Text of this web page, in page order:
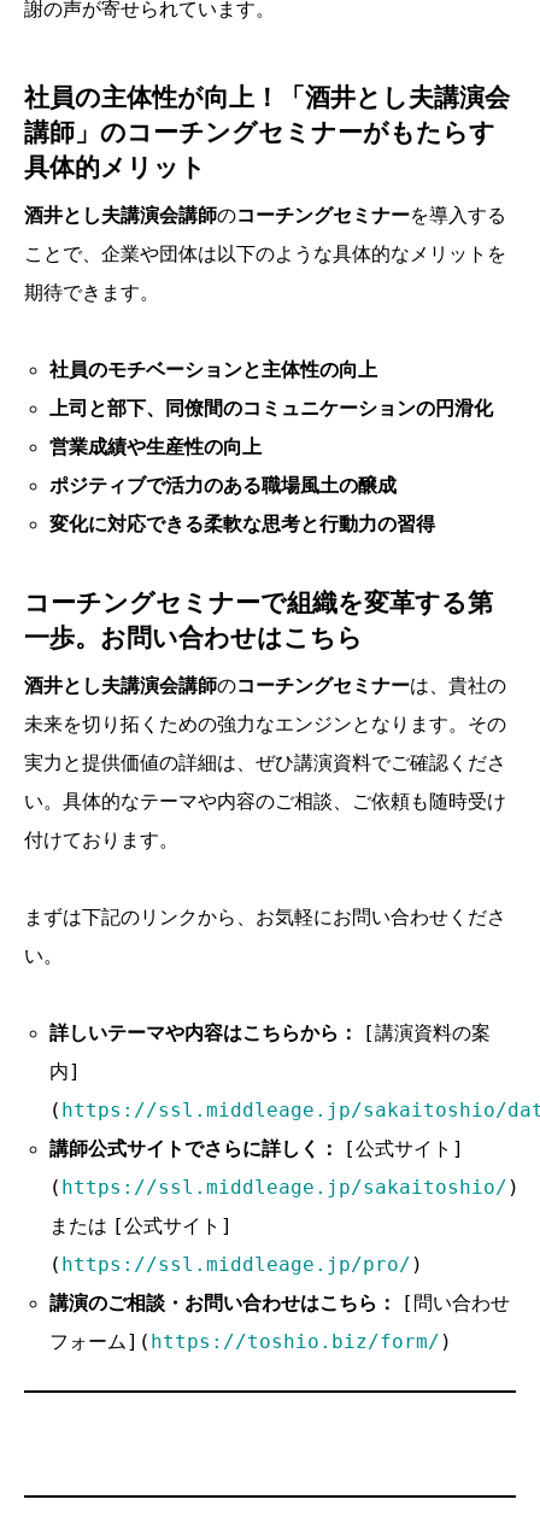
謝の声が寄せられています。
社員の主体性が向上！「酒井とし夫講演会
講師」のコーチングセミナーがもたらす
具体的メリット
酒井とし夫講演会講師のコーチングセミナーを導入する
ことで、企業や団体は以下のような具体的なメリットを
期待できます。
社員のモチベーションと主体性の向上
上司と部下、同僚間のコミュニケーションの円滑化
営業成績や生産性の向上
ポジティブで活力のある職場風土の醸成
変化に対応できる柔軟な思考と行動力の習得
コーチングセミナーで組織を変革する第
一歩。お問い合わせはこちら
酒井とし夫講演会講師のコーチングセミナーは、貴社の
未来を切り拓くための強力なエンジンとなります。その
実力と提供価値の詳細は、ぜひ講演資料でご確認くださ
い。具体的なテーマや内容のご相談、ご依頼も随時受け
付けております。
まずは下記のリンクから、お気軽にお問い合わせくださ
い。
詳しいテーマや内容はこちらから：
[講演資料の案
内]
( https://ssl.middleage.jp/sakaitoshio/
講師公式サイトでさらに詳しく：
[公式サイト]
( https://ssl.middleage.jp/sakaitoshio/ )
または [公式サイト]
( https://ssl.middleage.jp/pro/ )
講演のご相談・お問い合わせはこちら：
[問い合わせ
フォーム]( https://toshio.biz/form/ )